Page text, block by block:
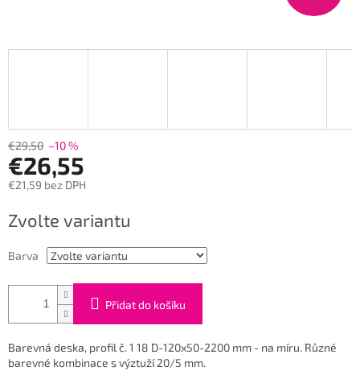
€29,50 –10 %
€26,55
€21,59 bez DPH
cena:
Zvolte variantu
Barva
Přidat do košíku
Barevná deska, profil č. 1 18 D-120x50-2200 mm - na míru. Různé
barevné kombinace s výztuží 20/5 mm.